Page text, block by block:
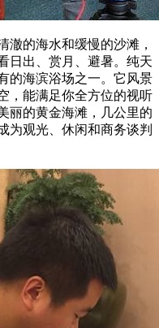
澈的海水和缓慢的沙滩，
日出、赏月、避暑。纯天
的海滨浴场之一。它风景
，能满足你全方位的视听
丽的黄金海滩，几公里的
为观光、休闲和商务谈判